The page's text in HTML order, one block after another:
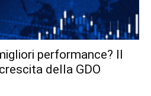
performance? Il
della GDO